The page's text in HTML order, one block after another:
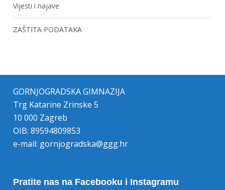
Vijesti i najave
ZAŠTITA PODATAKA
GORNJOGRADSKA GIMNAZIJA
Trg Katarine Zrinske 5
10 000 Zagreb
OIB: 89594809853
e-mail: gornjogradska@ggg.hr
Pratite nas na Facebooku i Instagramu